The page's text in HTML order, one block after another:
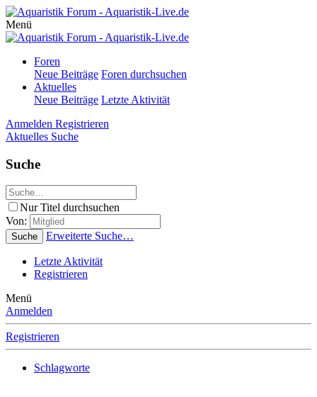
Menü
Foren
Neue Beiträge Foren durchsuchen
Aktuelles
Neue Beiträge Letzte Aktivität
Anmelden Registrieren
Aktuelles Suche
Suche
Nur Titel durchsuchen
Von:
Suche Erweiterte Suche…
Letzte Aktivität
Registrieren
Menü
Anmelden
Registrieren
Schlagworte